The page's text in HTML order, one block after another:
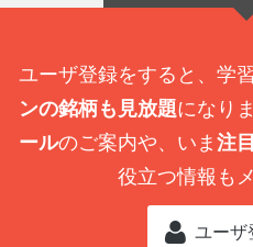
ユーザ登録をすると、学
ンの銘柄も見放題になり
ールのご案内や、いま 注
役立つ情報も
ユーザ